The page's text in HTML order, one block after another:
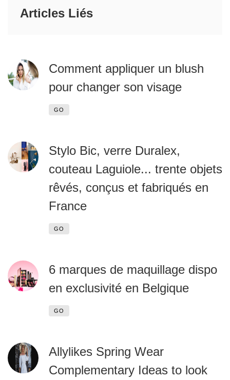
Articles Liés
Comment appliquer un blush
pour changer son visage
GO
Stylo Bic, verre Duralex,
couteau Laguiole... trente objets
rêvés, conçus et fabriqués en
France
GO
6 marques de maquillage dispo
en exclusivité en Belgique
GO
Allylikes Spring Wear
Complementary Ideas to look